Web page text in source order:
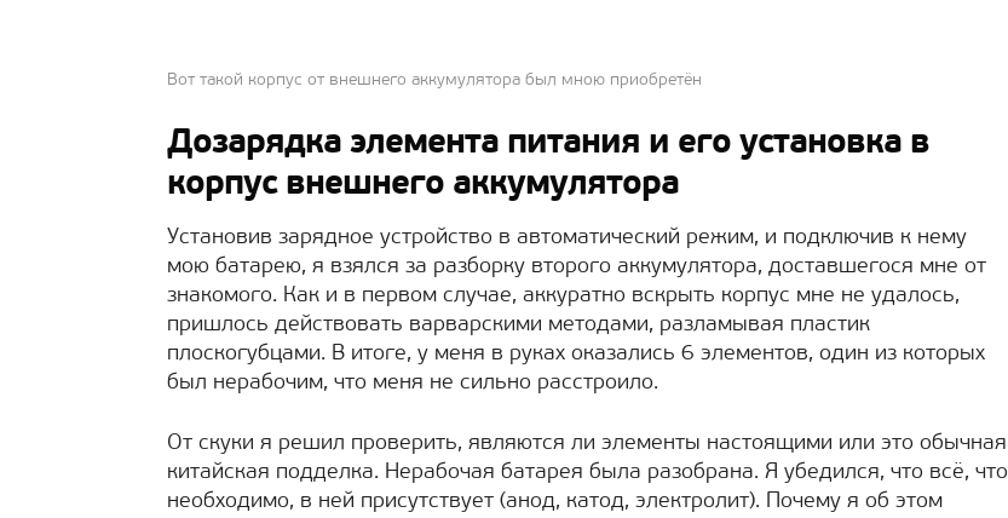
Вот такой корпус от внешнего аккумулятора был мною приобретён
Дозарядка элемента питания и его установка в
корпус внешнего аккумулятора
Установив зарядное устройство в автоматический режим, и подключив к нему
мою батарею, я взялся за разборку второго аккумулятора, доставшегося мне от
знакомого. Как и в первом случае, аккуратно вскрыть корпус мне не удалось,
пришлось действовать варварскими методами, разламывая пластик
плоскогубцами. В итоге, у меня в руках оказались 6 элементов, один из которых
был нерабочим, что меня не сильно расстроило.
От скуки я решил проверить, являются ли элементы настоящими или это обычная
китайская подделка. Нерабочая батарея была разобрана. Я убедился, что всё, что
необходимо, в ней присутствует (анод, катод, электролит). Почему я об этом